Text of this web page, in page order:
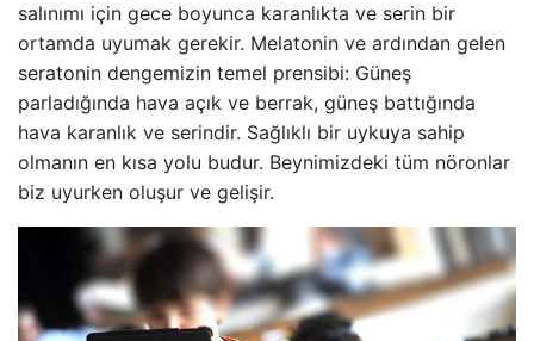
salınımı için gece boyunca karanlıkta ve serin bir
ortamda uyumak gerekir. Melatonin ve ardından gelen
seratonin dengemizin temel prensibi: Güneş
parladığında hava açık ve berrak, güneş battığında
hava karanlık ve serindir. Sağlıklı bir uykuya sahip
olmanın en kısa yolu budur. Beynimizdeki tüm nöronlar
biz uyurken oluşur ve gelişir.